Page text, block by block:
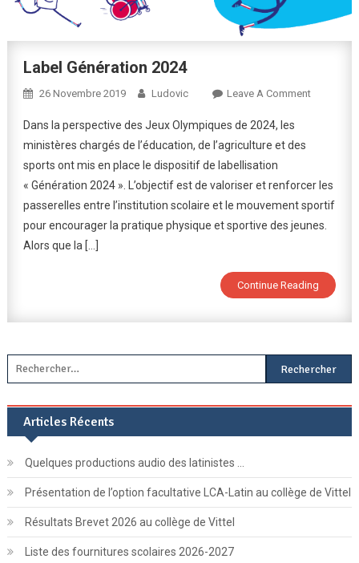
Label Génération 2024
26 Novembre 2019 Ludovic Leave A CommentOn
Dans la perspective des Jeux Olympiques de 2024, les
ministères chargés de l’éducation, de l’agriculture et des
sports ont mis en place le dispositif de labellisation
« Génération 2024 ». L’objectif est de valoriser et renforcer les
passerelles entre l’institution scolaire et le mouvement sportif
pour encourager la pratique physique et sportive des jeunes.
Alors que la […]
Continue Reading
Rechercher :
Articles Récents
Quelques productions audio des latinistes …
Présentation de l’option facultative LCA-Latin au collège de Vittel
Résultats Brevet 2026 au collège de Vittel
Liste des fournitures scolaires 2026-2027